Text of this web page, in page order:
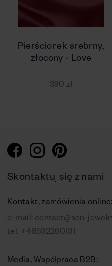
Pierścionek srebrny,
złocony - Love
390 zł
Skontaktuj się z nami
Kontakt, zamówienia online:
e-mail: contact@sen-
tel. +48532260131
Media, Współpraca B2B: